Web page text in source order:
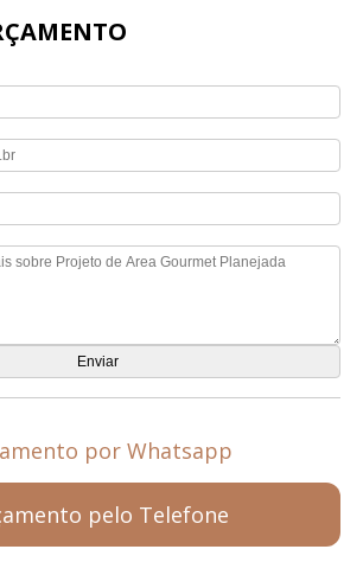
por Whatsapp
pelo Telefone